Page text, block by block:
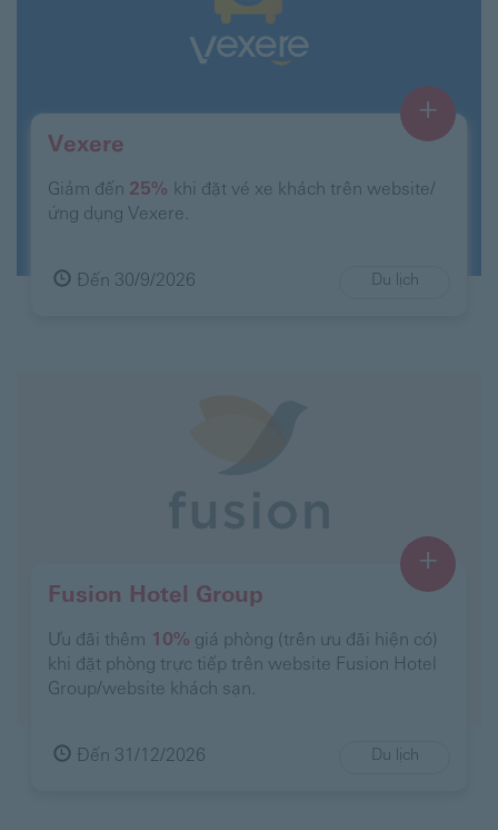
Vexere
Giảm đến 25% khi đặt vé xe khách trên website/
ứng dụng Vexere.
Đến 30/9/2026
+
Du lịch
Fusion Hotel Group
Ưu đãi thêm 10% giá phòng (trên ưu đãi hiện có)
khi đặt phòng trực tiếp trên website Fusion Hotel
Group/website khách sạn.
Đến 31/12/2026
+
Du lịch